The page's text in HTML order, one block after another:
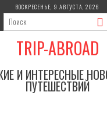
ВОСКРЕСЕНЬЕ, 9 АВГУСТА, 2026
TRIP-ABROAD
И ИНТЕРЕСНЫЕ
ПУТЕШЕСТВИЙ